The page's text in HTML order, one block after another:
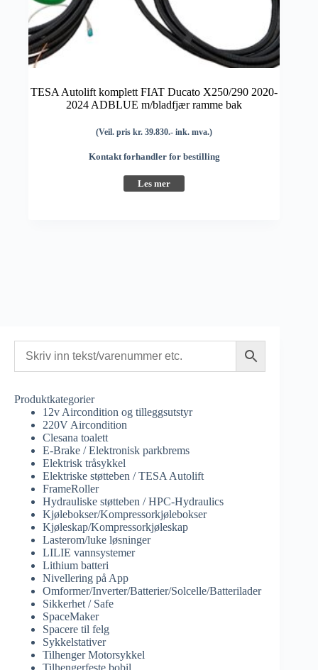
TESA Autolift komplett FIAT Ducato X250/290 2020-
2024 ADBLUE m/bladfjær ramme bak
(Veil. pris kr. 39.830.- ink. mva.)
Kontakt forhandler for bestilling
Les mer
Produktkategorier
12v Aircondition og tilleggsutstyr
220V Aircondition
Clesana toalett
E-Brake / Elektronisk parkbrems
Elektrisk tråsykkel
Elektriske støtteben / TESA Autolift
FrameRoller
Hydrauliske støtteben / HPC-Hydraulics
Kjølebokser/Kompressorkjølebokser
Kjøleskap/Kompressorkjøleskap
Lasterom/luke løsninger
LILIE vannsystemer
Lithium batteri
Nivellering på App
Omformer/Inverter/Batterier/Solcelle/Batterilader
Sikkerhet / Safe
SpaceMaker
Spacere til felg
Sykkelstativer
Tilhenger Motorsykkel
Tilhengerfeste bobil